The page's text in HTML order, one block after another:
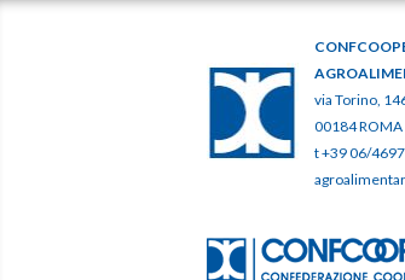
via Torino,
00184 ROMA
t +39 06/